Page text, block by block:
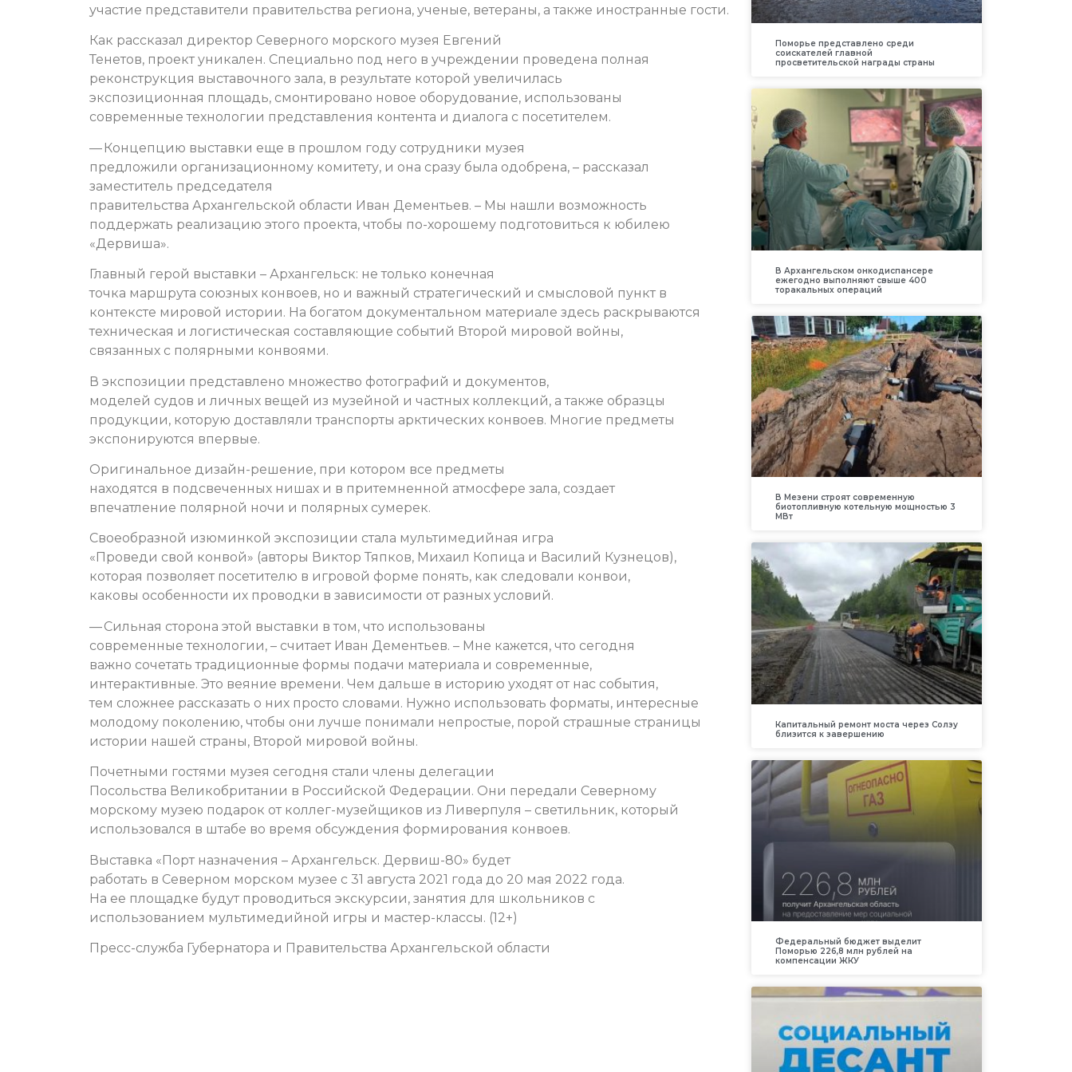
участие представители правительства региона, ученые, ветераны, а также иностранные гости.
Как рассказал директор Северного морского музея Евгений
Тенетов, проект уникален. Специально под него в учреждении проведена полная
реконструкция выставочного зала, в результате которой увеличилась
экспозиционная площадь, смонтировано новое оборудование, использованы
современные технологии представления контента и диалога с посетителем.
— Концепцию выставки еще в прошлом году сотрудники музея
предложили организационному комитету, и она сразу была одобрена, – рассказал
заместитель председателя
правительства Архангельской области Иван Дементьев. – Мы нашли возможность
поддержать реализацию этого проекта, чтобы по-хорошему подготовиться к юбилею
«Дервиша».
Главный герой выставки – Архангельск: не только конечная
точка маршрута союзных конвоев, но и важный стратегический и смысловой пункт в
контексте мировой истории. На богатом документальном материале здесь раскрываются
техническая и логистическая составляющие событий Второй мировой войны,
связанных с полярными конвоями.
В экспозиции представлено множество фотографий и документов,
моделей судов и личных вещей из музейной и частных коллекций, а также образцы
продукции, которую доставляли транспорты арктических конвоев. Многие предметы
экспонируются впервые.
Оригинальное дизайн-решение, при котором все предметы
находятся в подсвеченных нишах и в притемненной атмосфере зала, создает
впечатление полярной ночи и полярных сумерек.
Своеобразной изюминкой экспозиции стала мультимедийная игра
«Проведи свой конвой» (авторы Виктор Тяпков, Михаил Копица и Василий Кузнецов),
которая позволяет посетителю в игровой форме понять, как следовали конвои,
каковы особенности их проводки в зависимости от разных условий.
— Сильная сторона этой выставки в том, что использованы
современные технологии, – считает Иван Дементьев. – Мне кажется, что сегодня
важно сочетать традиционные формы подачи материала и современные,
интерактивные. Это веяние времени. Чем дальше в историю уходят от нас события,
тем сложнее рассказать о них просто словами. Нужно использовать форматы, интересные
молодому поколению, чтобы они лучше понимали непростые, порой страшные страницы
истории нашей страны, Второй мировой войны.
Почетными гостями музея сегодня стали члены делегации
Посольства Великобритании в Российской Федерации. Они передали Северному
морскому музею подарок от коллег-музейщиков из Ливерпуля – светильник, который
использовался в штабе во время обсуждения формирования конвоев.
Выставка «Порт назначения – Архангельск. Дервиш-80» будет
работать в Северном морском музее с 31 августа 2021 года до 20 мая 2022 года.
На ее площадке будут проводиться экскурсии, занятия для школьников с
использованием мультимедийной игры и мастер-классы. (12+)
Пресс-служба Губернатора и Правительства Архангельской области
Поморье представлено среди
соискателей главной
просветительской награды страны
В Архангельском онкодиспансере
ежегодно выполняют свыше 400
торакальных операций
В Мезени строят современную
биотопливную котельную мощностью 3
МВт
Капитальный ремонт моста через Солзу
близится к завершению
Федеральный бюджет выделит
Поморью 226,8 млн рублей на
компенсации ЖКУ